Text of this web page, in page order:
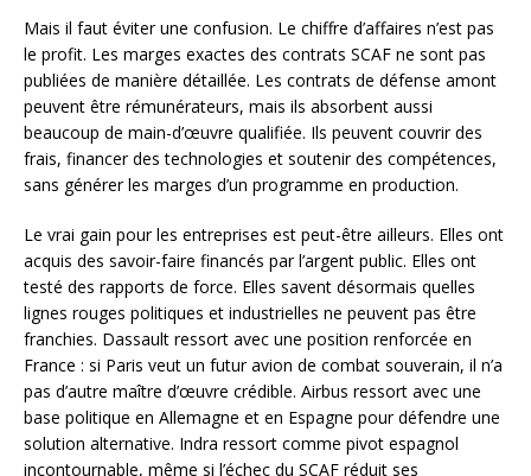
Mais il faut éviter une confusion. Le chiffre d’affaires n’est pas
le profit. Les marges exactes des contrats SCAF ne sont pas
publiées de manière détaillée. Les contrats de défense amont
peuvent être rémunérateurs, mais ils absorbent aussi
beaucoup de main-d’œuvre qualifiée. Ils peuvent couvrir des
frais, financer des technologies et soutenir des compétences,
sans générer les marges d’un programme en production.
Le vrai gain pour les entreprises est peut-être ailleurs. Elles ont
acquis des savoir-faire financés par l’argent public. Elles ont
testé des rapports de force. Elles savent désormais quelles
lignes rouges politiques et industrielles ne peuvent pas être
franchies. Dassault ressort avec une position renforcée en
France : si Paris veut un futur avion de combat souverain, il n’a
pas d’autre maître d’œuvre crédible. Airbus ressort avec une
base politique en Allemagne et en Espagne pour défendre une
solution alternative. Indra ressort comme pivot espagnol
incontournable, même si l’échec du SCAF réduit ses